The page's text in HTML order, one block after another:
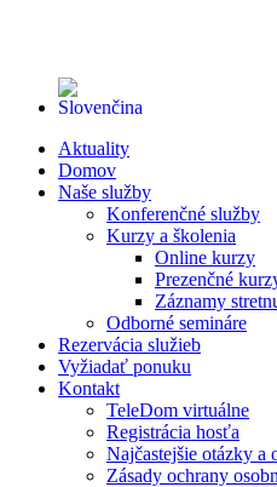
Aktuality
Domov
Naše služby
Konferenčné služby
Kurzy a školenia
Online kurzy
Prezenčné
Záznamy
Odborné semináre
Rezervácia služieb
Vyžiadať ponuku
Kontakt
TeleDom virtuálne
Registrácia hosťa
Najčastejšie otázky a
Zásady ochrany